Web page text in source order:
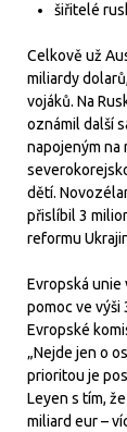
šiřitelé
Celkově už
miliardy
vojáků. Na
oznámil další
napojeným na
dětí.
přislíbil 3
reformu
Evropská
pomoc ve výši
Evropské
„Nejde jen o
prioritou je
Leyen s tím,
miliard eur –